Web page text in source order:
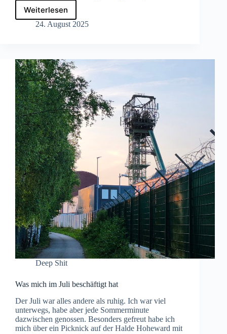
Weiterlesen
Warum
Danzig
Tipps
für
euren
Kurztrip
24. August 2025
Deep Shit
Was mich im Juli beschäftigt hat
Der Juli war alles andere als ruhig. Ich war viel
unterwegs, habe aber jede Sommerminute
dazwischen genossen. Besonders gefreut habe ich
mich über ein Picknick auf der Halde Hoheward mit